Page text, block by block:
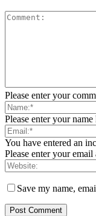
Please enter your
Please enter your name
You have entered an
Please enter your email
Save my name,